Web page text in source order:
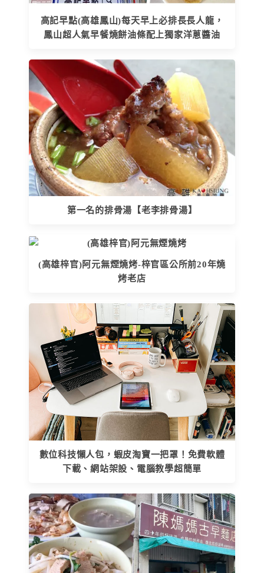
高記早點(高雄鳳山)每天早上必排長長人龍，
鳳山超人氣早餐燒餅油條配上獨家洋蔥醬油
第一名的排骨湯【老李排骨湯】
(高雄梓官)阿元無煙燒烤-梓官區公所前20年燒
烤老店
數位科技懶人包，蝦皮淘寶一把罩！免費軟體
下載、網站架設、電腦教學超簡單